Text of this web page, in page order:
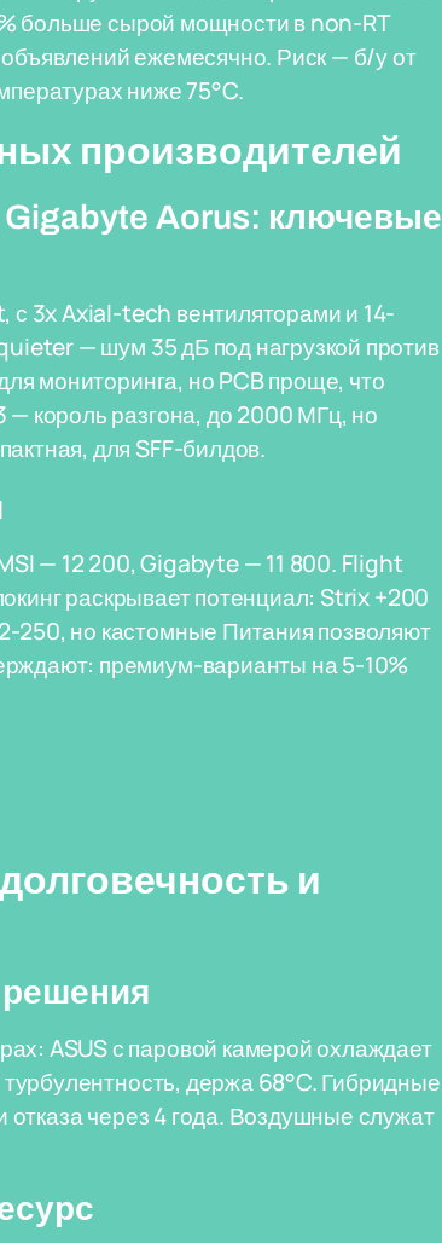
больше сырой мощности в non-RT
ежемесячно. Риск — б/у от
ниже 75°C.
производителей
Gigabyte Aorus: ключевые
с 3x Axial-tech вентиляторами и 14-
— шум 35 дБ под нагрузкой против
мониторинга, но PCB проще, что
— король разгона, до 2000 МГц, но
для SFF-билдов.
— 12 200, Gigabyte — 11 800. Flight
раскрывает потенциал: Strix +200
250, но кастомные Питания позволяют
премиум-варианты на 5-10%
и
ASUS с паровой камерой охлаждает
держа 68°C. Гибридные
через 4 года. Воздушные служат